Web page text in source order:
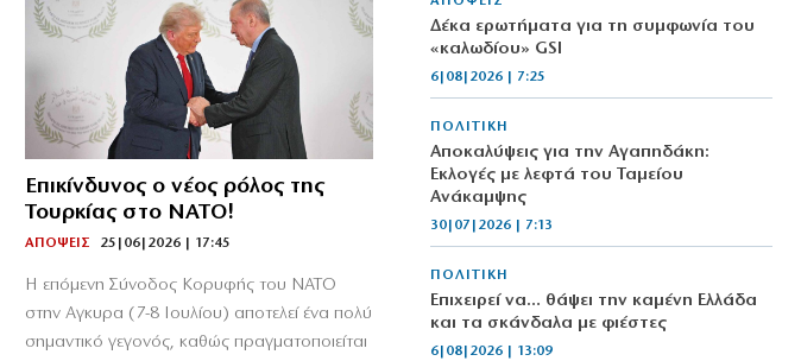
Επικίνδυνος ο νέος ρόλος της
Τουρκίας στο ΝΑΤΟ!
ΑΠΟΨΕΙΣ 25|06|2026 | 17:45
Η επόμενη Σύνοδος Κορυφής του ΝΑΤΟ
στην Aγκυρα (7-8 Ιουλίου) αποτελεί ένα πολύ
σημαντικό γεγονός, καθώς πραγματοποιείται
Δέκα ερωτήματα για τη συμφωνία του
«καλωδίου» GSI
6|08|2026 | 7:25
ΠΟΛΙΤΙΚΗ
Αποκαλύψεις για την Αγαπηδάκη:
Εκλογές με λεφτά του Ταμείου
Ανάκαμψης
30|07|2026 | 7:13
ΠΟΛΙΤΙΚΗ
Επιχειρεί να… θάψει την καμένη Ελλάδα
και τα σκάνδαλα με φιέστες
6|08|2026 | 13:09